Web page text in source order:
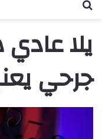
يلا
جرحي